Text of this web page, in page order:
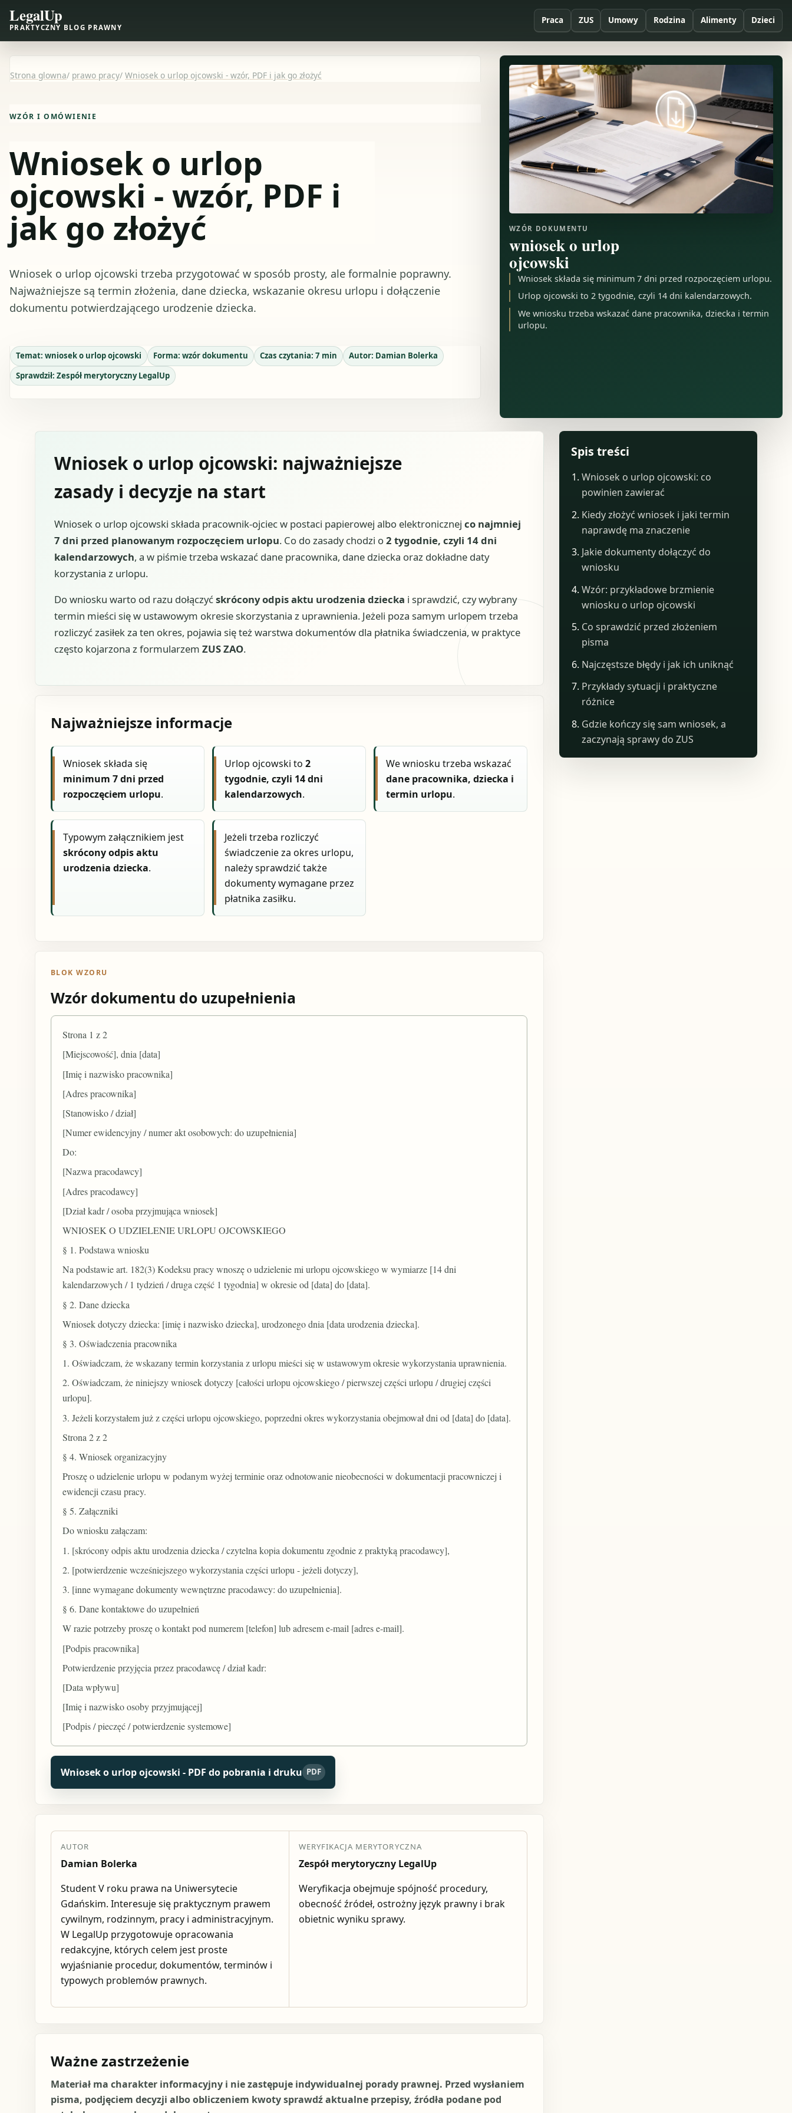
LegalUp
PRAKTYCZNY BLOG PRAWNY
Praca ZUS Umowy Rodzina Alimenty Dzieci
Strona glowna/ prawo pracy/ Wniosek o urlop ojcowski - wzór, PDF i jak go złożyć
WZÓR I OMÓWIENIE
Wniosek o urlop
ojcowski - wzór, PDF i
jak go złożyć
Wniosek o urlop ojcowski trzeba przygotować w sposób prosty, ale formalnie poprawny.
Najważniejsze są termin złożenia, dane dziecka, wskazanie okresu urlopu i dołączenie
dokumentu potwierdzającego urodzenie dziecka.
Temat: wniosek o urlop ojcowski Forma: wzór dokumentu Czas czytania: 7 min Autor: Damian Bolerka
Sprawdził: Zespół merytoryczny LegalUp
WZÓR DOKUMENTU
wniosek o urlop
ojcowski
Wniosek składa się minimum 7 dni przed rozpoczęciem urlopu.
Urlop ojcowski to 2 tygodnie, czyli 14 dni kalendarzowych.
We wniosku trzeba wskazać dane pracownika, dziecka i termin
urlopu.
Wniosek o urlop ojcowski: najważniejsze
zasady i decyzje na start
Wniosek o urlop ojcowski składa pracownik-ojciec w postaci papierowej albo elektronicznej co najmniej
7 dni przed planowanym rozpoczęciem urlopu. Co do zasady chodzi o2 tygodnie, czyli 14 dni
kalendarzowych, a w piśmie trzeba wskazać dane pracownika, dane dziecka oraz dokładne daty
korzystania z urlopu.
Do wniosku warto od razu dołączyćskrócony odpis aktu urodzenia dziecka i sprawdzić, czy wybrany
termin mieści się w ustawowym okresie skorzystania z uprawnienia. Jeżeli poza samym urlopem trzeba
rozliczyć zasiłek za ten okres, pojawia się też warstwa dokumentów dla płatnika świadczenia, w praktyce
często kojarzona z formularzem ZUS ZAO.
Najważniejsze informacje
Wniosek składa się
minimum 7 dni przed
rozpoczęciem urlopu.
Urlop ojcowski to2
tygodnie, czyli 14 dni
kalendarzowych.
We wniosku trzeba wskazać
dane pracownika, dziecka i
termin urlopu.
Typowym załącznikiem jest
skrócony odpis aktu
urodzenia dziecka.
Jeżeli trzeba rozliczyć
świadczenie za okres urlopu,
należy sprawdzić także
dokumenty wymagane przez
płatnika zasiłku.
BLOK WZORU
Wzór dokumentu do uzupełnienia
Strona 1 z 2
[Miejscowość], dnia [data]
[Imię i nazwisko pracownika]
[Adres pracownika]
[Stanowisko / dział]
[Numer ewidencyjny / numer akt osobowych: do uzupełnienia]
Do:
[Nazwa pracodawcy]
[Adres pracodawcy]
[Dział kadr / osoba przyjmująca wniosek]
WNIOSEK O UDZIELENIE URLOPU OJCOWSKIEGO
§ 1. Podstawa wniosku
Na podstawie art. 182(3) Kodeksu pracy wnoszę o udzielenie mi urlopu ojcowskiego w wymiarze [14 dni
kalendarzowych / 1 tydzień / druga część 1 tygodnia] w okresie od [data] do [data].
§ 2. Dane dziecka
Wniosek dotyczy dziecka: [imię i nazwisko dziecka], urodzonego dnia [data urodzenia dziecka].
§ 3. Oświadczenia pracownika
1. Oświadczam, że wskazany termin korzystania z urlopu mieści się w ustawowym okresie wykorzystania uprawnienia.
2. Oświadczam, że niniejszy wniosek dotyczy [całości urlopu ojcowskiego / pierwszej części urlopu / drugiej części
urlopu].
3. Jeżeli korzystałem już z części urlopu ojcowskiego, poprzedni okres wykorzystania obejmował dni od [data] do [data].
Strona 2 z 2
§ 4. Wniosek organizacyjny
Proszę o udzielenie urlopu w podanym wyżej terminie oraz odnotowanie nieobecności w dokumentacji pracowniczej i
ewidencji czasu pracy.
§ 5. Załączniki
Do wniosku załączam:
1. [skrócony odpis aktu urodzenia dziecka / czytelna kopia dokumentu zgodnie z praktyką pracodawcy],
2. [potwierdzenie wcześniejszego wykorzystania części urlopu - jeżeli dotyczy],
3. [inne wymagane dokumenty wewnętrzne pracodawcy: do uzupełnienia].
§ 6. Dane kontaktowe do uzupełnień
W razie potrzeby proszę o kontakt pod numerem [telefon] lub adresem e-mail [adres e-mail].
[Podpis pracownika]
Potwierdzenie przyjęcia przez pracodawcę / dział kadr:
[Data wpływu]
[Imię i nazwisko osoby przyjmującej]
[Podpis / pieczęć / potwierdzenie systemowe]
Wniosek o urlop ojcowski - PDF do pobrania i druku PDF
AUTOR
Damian Bolerka
Student V roku prawa na Uniwersytecie
Gdańskim. Interesuje się praktycznym prawem
cywilnym, rodzinnym, pracy i administracyjnym.
W LegalUp przygotowuje opracowania
redakcyjne, których celem jest proste
wyjaśnianie procedur, dokumentów, terminów i
typowych problemów prawnych.
WERYFIKACJA MERYTORYCZNA
Zespół merytoryczny LegalUp
Weryfikacja obejmuje spójność procedury,
obecność źródeł, ostrożny język prawny i brak
obietnic wyniku sprawy.
Ważne zastrzeżenie
Materiał ma charakter informacyjny i nie zastępuje indywidualnej porady prawnej. Przed wysłaniem
pisma, podjęciem decyzji albo obliczeniem kwoty sprawdź aktualne przepisy, źródła podane pod
Spis treści
Wniosek o urlop ojcowski: co
powinien zawierać
Kiedy złożyć wniosek i jaki termin
naprawdę ma znaczenie
Jakie dokumenty dołączyć do
wniosku
Wzór: przykładowe brzmienie
wniosku o urlop ojcowski
Co sprawdzić przed złożeniem
pisma
Najczęstsze błędy i jak ich uniknąć
Przykłady sytuacji i praktyczne
różnice
Gdzie kończy się sam wniosek, a
zaczynają sprawy do ZUS